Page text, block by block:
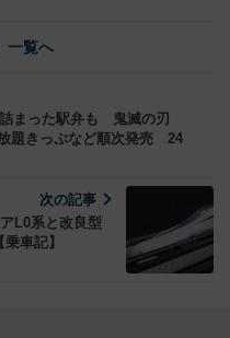
一覧へ
まった駅弁も 鬼滅の刃
題きっぷなど順次発売 24
次の記事
L0系と改良型
車記】